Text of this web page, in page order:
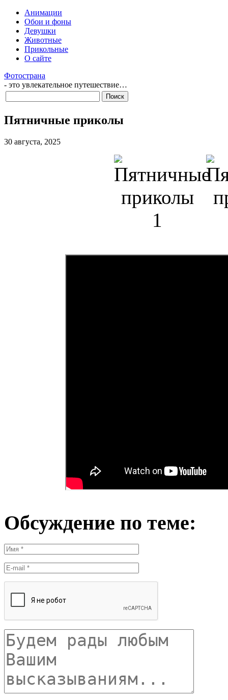
Анимации
Обои и фоны
Девушки
Животные
Прикольные
О сайте
Фотострана
- это увлекательное путешествие…
Пятничные приколы
30 августа, 2025
Обсуждение по теме: